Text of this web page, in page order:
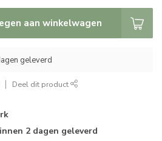
aan winkelwagen
geleverd
Deel dit product
2 dagen geleverd